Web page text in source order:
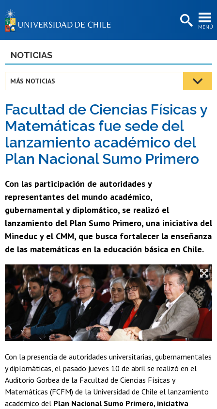
MENÚ
BIBLIOTECAS
Estudiantes
Académicas/os
Funcionarias/os
Egresadas/os
NOTICIAS
MÁS NOTICIAS
Facultad de Ciencias Físicas y
Matemáticas fue sede del
lanzamiento académico del
Plan Nacional Sumo Primero
Con las participación de autoridades y
representantes del mundo académico,
gubernamental y diplomático, se realizó el
lanzamiento del Plan Sumo Primero, una iniciativa del
Mineduc y el CMM, que busca fortalecer la enseñanza
de las matemáticas en la educación básica en Chile.
Con la presencia de autoridades universitarias, gubernamentales
y diplomáticas, el pasado jueves 10 de abril se realizó en el
Auditorio Gorbea de la Facultad de Ciencias Físicas y
Matemáticas (FCFM) de la Universidad de Chile el lanzamiento
académico del Plan Nacional Sumo Primero, iniciativa